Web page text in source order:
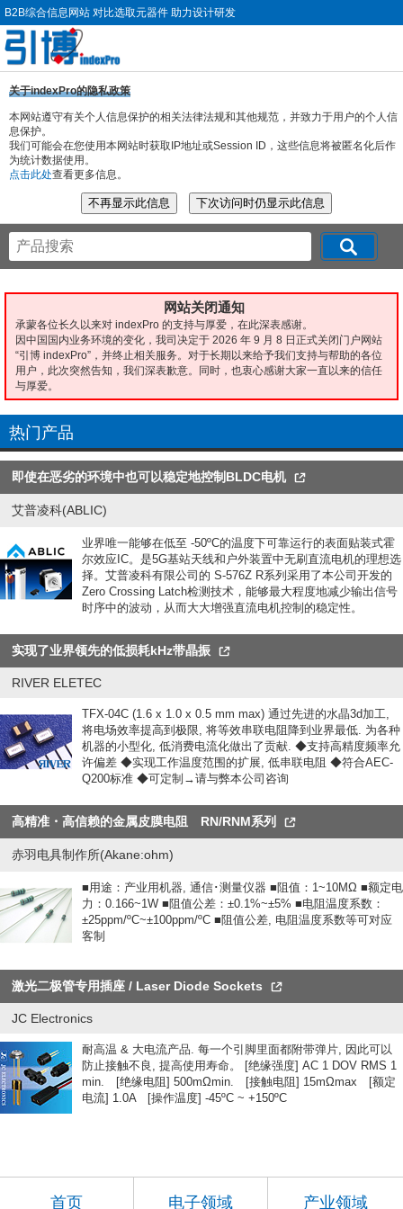
B2B综合信息网站 对比选取元器件 助力设计研发
关于indexPro的隐私政策
本网站遵守有关个人信息保护的相关法律法规和其他规范，并致力于用户的个人信
息保护。
我们可能会在您使用本网站时获取IP地址或Session ID，这些信息将被匿名化后作
为统计数据使用。
点击此处查看更多信息。
网站关闭通知
承蒙各位长久以来对 indexPro 的支持与厚爱，在此深表感谢。
因中国国内业务环境的变化，我司决定于 2026 年 9 月 8 日正式关闭门户网站
“引博 indexPro”，并终止相关服务。对于长期以来给予我们支持与帮助的各位
用户，此次突然告知，我们深表歉意。同时，也衷心感谢大家一直以来的信任
与厚爱。
热门产品
即使在恶劣的环境中也可以稳定地控制BLDC电机
艾普凌科(ABLIC)
业界唯一能够在低至 -50ºC的温度下可靠运行的表面贴装式霍
尔效应IC。是5G基站天线和户外装置中无刷直流电机的理想选
择。艾普凌科有限公司的 S-576Z R系列采用了本公司开发的
Zero Crossing Latch检测技术，能够最大程度地减少输出信号
时序中的波动，从而大大增强直流电机控制的稳定性。
实现了业界领先的低损耗kHz带晶振
RIVER ELETEC
TFX-04C (1.6 x 1.0 x 0.5 mm max) 通过先进的水晶3d加工,
将电场效率提高到极限, 将等效串联电阻降到业界最低. 为各种
机器的小型化, 低消费电流化做出了贡献. ◆支持高精度频率允
许偏差 ◆实现工作温度范围的扩展, 低串联电阻 ◆符合AEC-
Q200标准 ◆可定制→请与弊本公司咨询
高精准・高信赖的金属皮膜电阻 RN/RNM系列
赤羽电具制作所(Akane:ohm)
■用途：产业用机器, 通信･测量仪器 ■阻值：1~10MΩ ■额定电
力：0.166~1W ■阻值公差：±0.1%~±5% ■电阻温度系数：
±25ppm/ºC~±100ppm/ºC ■阻值公差, 电阻温度系数等可对应
客制
激光二极管专用插座 / Laser Diode Sockets
JC Electronics
耐高温 & 大电流产品. 每一个引脚里面都附带弹片, 因此可以
防止接触不良, 提高使用寿命。 [绝缘强度] AC 1 DOV RMS 1
min. [绝缘电阻] 500mΩmin. [接触电阻] 15mΩmax [额定
电流] 1.0A [操作温度] -45ºC ~ +150ºC
首页 电子领域 产业领域